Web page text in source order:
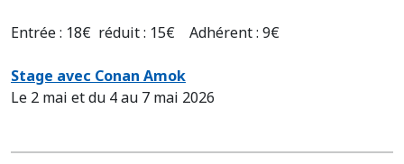
Entrée : 18€ réduit : 15€ Adhérent : 9€
Stage avec Conan Amok
Le 2 mai et du 4 au 7 mai 2026